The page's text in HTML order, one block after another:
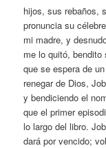
hijos, sus rebaños,
pronuncia su
mi madre, y
me lo quitó, bendito
que se espera de
renegar de Dios,
y bendiciendo el
que el primer
lo largo del libro.
dará por vencido;